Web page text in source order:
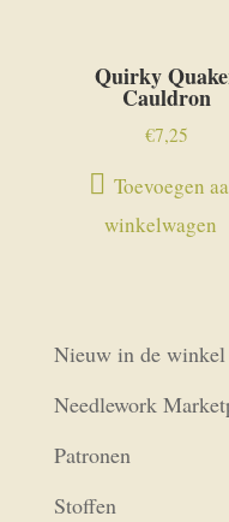
Quirky
Cauldron
€7,25
Toevoegen
winkelwagen
Nieuw in de winkel
Needlework
Patronen
Stoffen